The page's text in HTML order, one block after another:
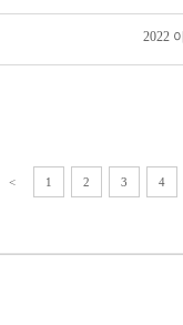
2022
< 1 2 3 4